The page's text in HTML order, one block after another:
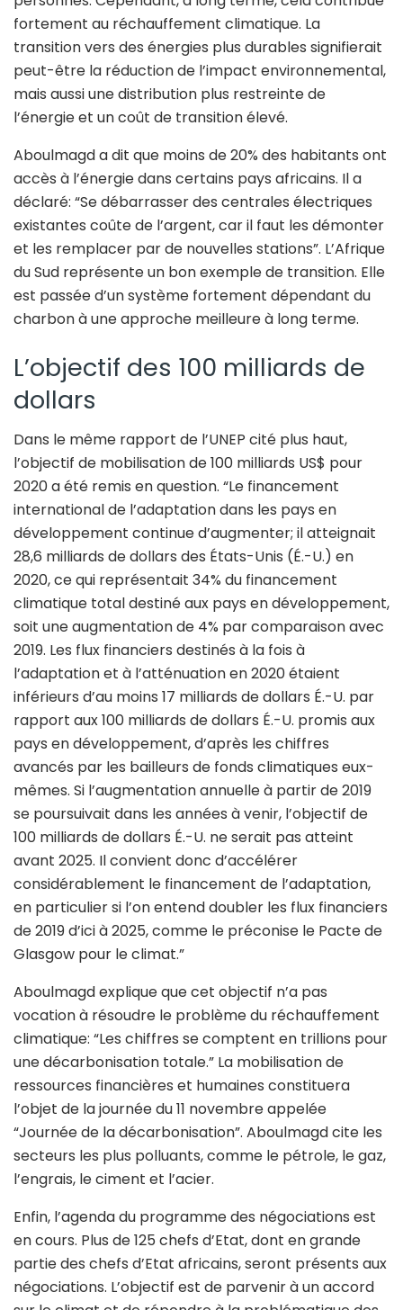
fortement au réchauffement climatique. La
transition vers des énergies plus durables signifierait
peut-être la réduction de l’impact environnemental,
mais aussi une distribution plus restreinte de
l’énergie et un coût de transition élevé.
Aboulmagd a dit que moins de 20% des habitants ont
accès à l’énergie dans certains pays africains. Il a
déclaré: “Se débarrasser des centrales électriques
existantes coûte de l’argent, car il faut les démonter
et les remplacer par de nouvelles stations”. L’Afrique
du Sud représente un bon exemple de transition. Elle
est passée d’un système fortement dépendant du
charbon à une approche meilleure à long terme.
L’objectif des 100 milliards de
dollars
Dans le même rapport de l’UNEP cité plus haut,
l’objectif de mobilisation de 100 milliards US$ pour
2020 a été remis en question. “Le financement
international de l’adaptation dans les pays en
développement continue d’augmenter; il atteignait
28,6 milliards de dollars des États-Unis (É.-U.) en
2020, ce qui représentait 34% du financement
climatique total destiné aux pays en développement,
soit une augmentation de 4% par comparaison avec
2019. Les flux financiers destinés à la fois à
l’adaptation et à l’atténuation en 2020 étaient
inférieurs d’au moins 17 milliards de dollars É.-U. par
rapport aux 100 milliards de dollars É.-U. promis aux
pays en développement, d’après les chiffres
avancés par les bailleurs de fonds climatiques eux-
mêmes. Si l’augmentation annuelle à partir de 2019
se poursuivait dans les années à venir, l’objectif de
100 milliards de dollars É.-U. ne serait pas atteint
avant 2025. Il convient donc d’accélérer
considérablement le financement de l’adaptation,
en particulier si l’on entend doubler les flux financiers
de 2019 d’ici à 2025, comme le préconise le Pacte de
Glasgow pour le climat.”
Aboulmagd explique que cet objectif n’a pas
vocation à résoudre le problème du réchauffement
climatique: “Les chiffres se comptent en trillions pour
une décarbonisation totale.” La mobilisation de
ressources financières et humaines constituera
l’objet de la journée du 11 novembre appelée
“Journée de la décarbonisation”. Aboulmagd cite les
secteurs les plus polluants, comme le pétrole, le gaz,
l’engrais, le ciment et l’acier.
Enfin, l’agenda du programme des négociations est
en cours. Plus de 125 chefs d’Etat, dont en grande
partie des chefs d’Etat africains, seront présents aux
négociations. L’objectif est de parvenir à un accord